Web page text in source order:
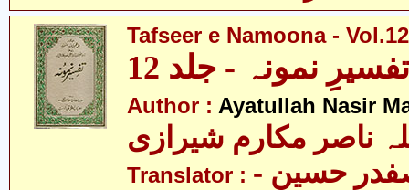
Tafseer e Namoona - Vol.12
تفسیرِ نمونہ - جلد 12
Author : Ayatullah Nasir
ناصر مکارم شیرازی
Translator : - مولانا سید صفدر حسین